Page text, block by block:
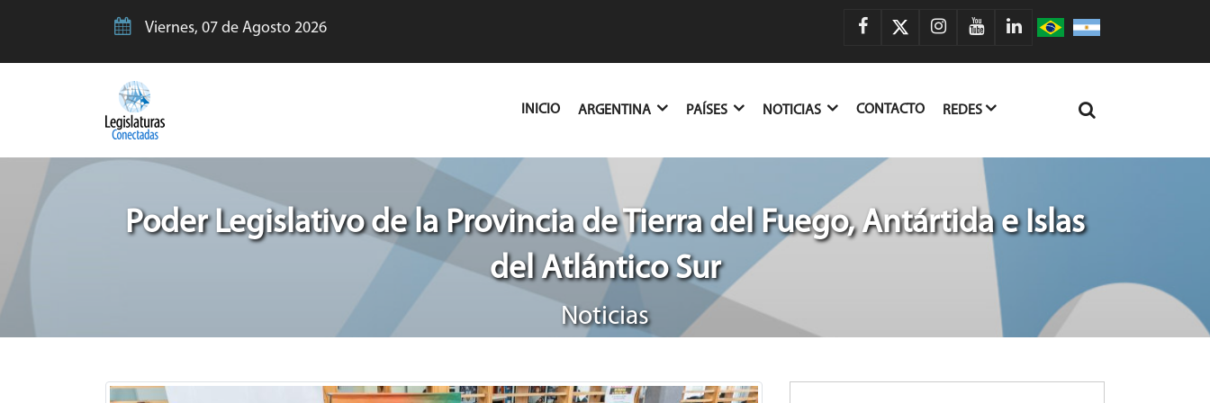
Viernes, 07 de Agosto 2026
INICIO(CURRENT)
ARGENTINA PAÍSES NOTICIAS CONTACTO REDES
Poder Legislativo de la Provincia de Tierra del Fuego, Antártida e Islas
del Atlántico Sur
Noticias